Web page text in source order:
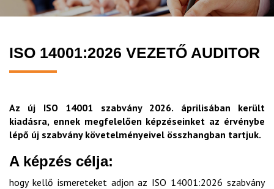
ISO 14001:2026 VEZETŐ AUDITOR
Az új ISO 14001 szabvány 2026. áprilisában került
kiadásra, ennek megfelelően képzéseinket az érvénybe
lépő új szabvány követelményeivel összhangban tartjuk.
A képzés célja:
hogy kellő ismereteket adjon az ISO 14001:2026 szabvány